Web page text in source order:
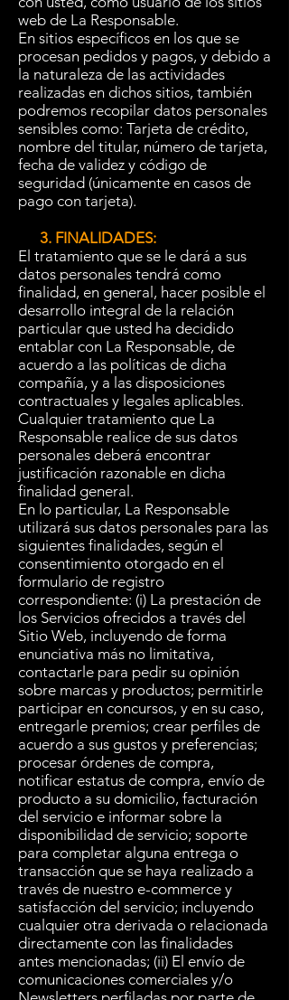
web de La Responsable.
En sitios específicos en los que se
procesan pedidos y pagos, y debido a
la naturaleza de las actividades
realizadas en dichos sitios, también
podremos recopilar datos personales
sensibles como: Tarjeta de crédito,
nombre del titular, número de tarjeta,
fecha de validez y código de
seguridad (únicamente en casos de
pago con tarjeta).
3. FINALIDADES:
El tratamiento que se le dará a sus
datos personales tendrá como
finalidad, en general, hacer posible el
desarrollo integral de la relación
particular que usted ha decidido
entablar con La Responsable, de
acuerdo a las políticas de dicha
compañía, y a las disposiciones
contractuales y legales aplicables.
Cualquier tratamiento que La
Responsable realice de sus datos
personales deberá encontrar
justificación razonable en dicha
finalidad general.
En lo particular, La Responsable
utilizará sus datos personales para las
siguientes finalidades, según el
consentimiento otorgado en el
formulario de registro
correspondiente: (i) La prestación de
los Servicios ofrecidos a través del
Sitio Web, incluyendo de forma
enunciativa más no limitativa,
contactarle para pedir su opinión
sobre marcas y productos; permitirle
participar en concursos, y en su caso,
entregarle premios; crear perfiles de
acuerdo a sus gustos y preferencias;
procesar órdenes de compra,
notificar estatus de compra, envío de
producto a su domicilio, facturación
del servicio e informar sobre la
disponibilidad de servicio; soporte
para completar alguna entrega o
transacción que se haya realizado a
través de nuestro e-commerce y
satisfacción del servicio; incluyendo
cualquier otra derivada o relacionada
directamente con las finalidades
antes mencionadas; (ii) El envío de
comunicaciones comerciales y/o